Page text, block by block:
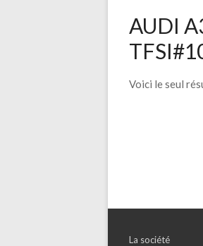
AUDI
Voici le seul
La société